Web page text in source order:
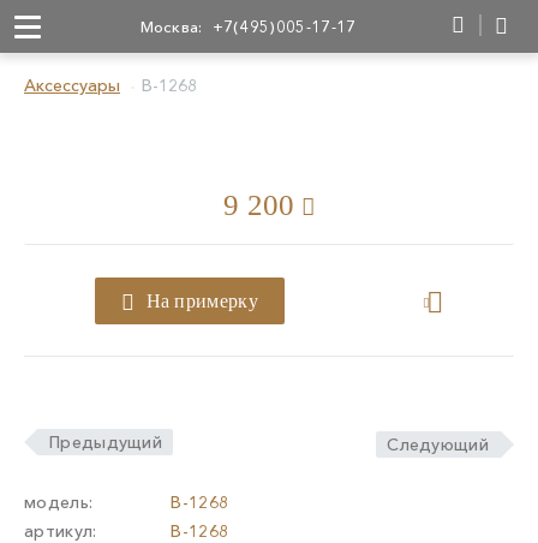
Москва: +7(495)005-17-17
Аксессуары B-1268
9 200
На примерку
Предыдущий Следующий
модель:
B-1268
артикул:
B-1268